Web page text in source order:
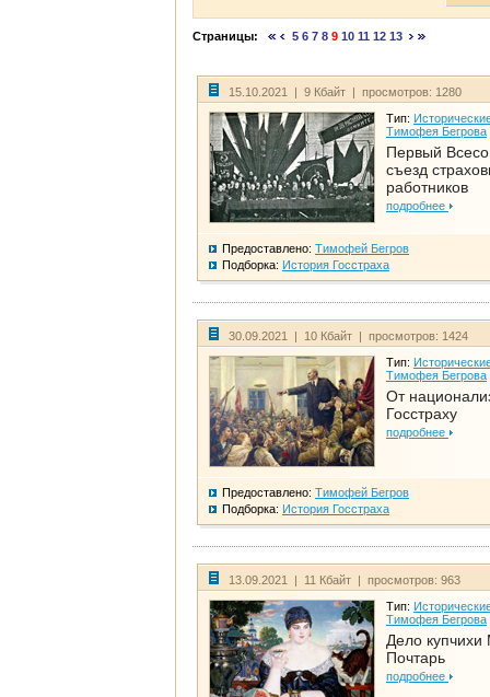
Страницы: 5 6 7 8 9 10 11 12 13
15.10.2021 | 9 Кбайт | просмотров: 1280
Тип:
Тимофея Бегрова
Первый
съезд
работников
подробнее
Предоставлено: Тимофей Бегров
Подборка: История Госстраха
30.09.2021 | 10 Кбайт | просмотров: 1424
Тип:
Тимофея Бегрова
От
Госстраху
подробнее
Предоставлено: Тимофей Бегров
Подборка: История Госстраха
13.09.2021 | 11 Кбайт | просмотров: 963
Тип:
Тимофея Бегрова
Дело
Почтарь
подробнее